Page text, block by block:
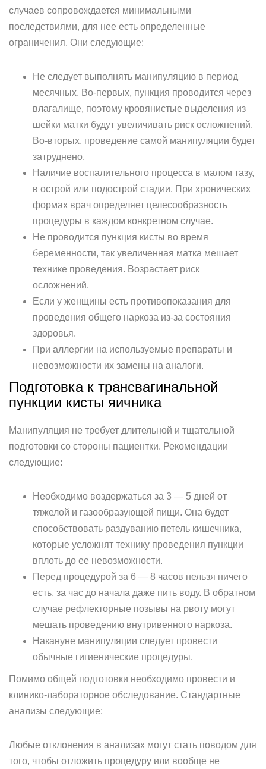
случаев сопровождается минимальными
последствиями, для нее есть определенные
ограничения. Они следующие:
Не следует выполнять манипуляцию в период
месячных. Во-первых, пункция проводится через
влагалище, поэтому кровянистые выделения из
шейки матки будут увеличивать риск осложнений.
Во-вторых, проведение самой манипуляции будет
затруднено.
Наличие воспалительного процесса в малом тазу,
в острой или подострой стадии. При хронических
формах врач определяет целесообразность
процедуры в каждом конкретном случае.
Не проводится пункция кисты во время
беременности, так увеличенная матка мешает
технике проведения. Возрастает риск
осложнений.
Если у женщины есть противопоказания для
проведения общего наркоза из-за состояния
здоровья.
При аллергии на используемые препараты и
невозможности их замены на аналоги.
Подготовка к трансвагинальной
пункции кисты яичника
Манипуляция не требует длительной и тщательной
подготовки со стороны пациентки. Рекомендации
следующие:
Необходимо воздержаться за 3 — 5 дней от
тяжелой и газообразующей пищи. Она будет
способствовать раздуванию петель кишечника,
которые усложнят технику проведения пункции
вплоть до ее невозможности.
Перед процедурой за 6 — 8 часов нельзя ничего
есть, за час до начала даже пить воду. В обратном
случае рефлекторные позывы на рвоту могут
мешать проведению внутривенного наркоза.
Накануне манипуляции следует провести
обычные гигиенические процедуры.
Помимо общей подготовки необходимо провести и
клинико-лабораторное обследование. Стандартные
анализы следующие:
Любые отклонения в анализах могут стать поводом для
того, чтобы отложить процедуру или вообще не